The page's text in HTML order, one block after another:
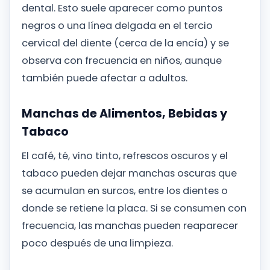
dental. Esto suele aparecer como puntos
negros o una línea delgada en el tercio
cervical del diente (cerca de la encía) y se
observa con frecuencia en niños, aunque
también puede afectar a adultos.
Manchas de Alimentos, Bebidas y
Tabaco
El café, té, vino tinto, refrescos oscuros y el
tabaco pueden dejar manchas oscuras que
se acumulan en surcos, entre los dientes o
donde se retiene la placa. Si se consumen con
frecuencia, las manchas pueden reaparecer
poco después de una limpieza.